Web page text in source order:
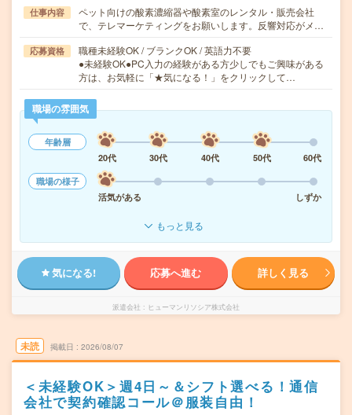
仕事内容
ペット向けの酸素濃縮器や酸素室のレンタル・販売会社
で、テレマーケティングをお願いします。反響対応がメ…
応募資格
職種未経験OK / ブランクOK / 英語力不要
●未経験OK●PC入力の経験がある方少しでもご興味がある
方は、お気軽に「★気になる！」をクリックして…
職場の雰囲気
年齢層
20代
30代 40代 50代
60代
職場の様子
活気がある
しずか
もっと見る
気になる! 応募へ進む 詳しく見る
派遣会社 ヒューマンリソシア株式会社
未読 掲載日 2026/08/07
＜未経験OK＞週4日～＆シフト選べる！通信
会社で契約確認コール＠服装自由！